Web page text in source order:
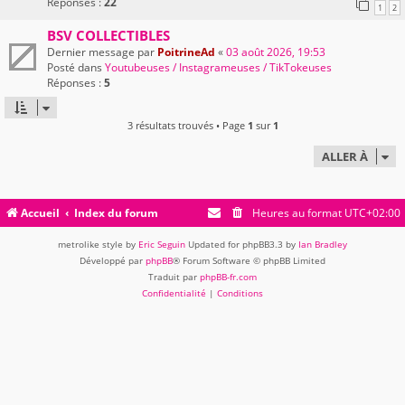
1 2
BSV COLLECTIBLES
Dernier message par PoitrineAd «03 août 2026, 19:53
Posté dans Youtubeuses / Instagrameuses / TikTokeuses
Réponses :5
3 résultats trouvés • Page 1 sur 1
ALLER À
Accueil Index du forum Heures au format UTC+02:00
metrolike style by Eric Seguin Updated for phpBB3.3 by Ian Bradley
Développé par phpBB® Forum Software © phpBB Limited
Traduit par phpBB-fr.com
Confidentialité | Conditions